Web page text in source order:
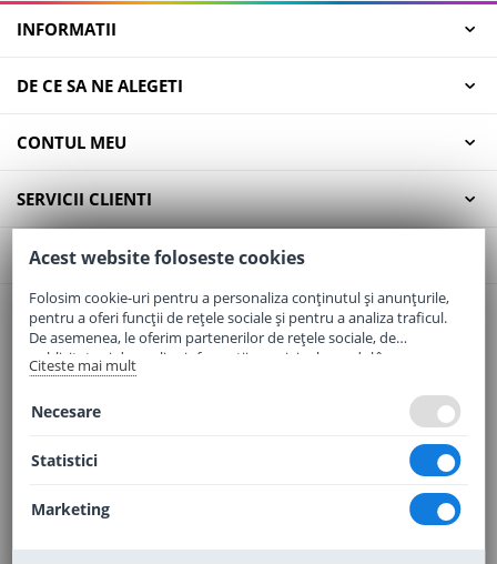
INFORMATII
DE CE SA NE ALEGETI
CONTUL MEU
SERVICII CLIENTI
CONTACT
Email:office@elaptepraf.ro
Telefon:0745-964-449
Adresa:Sos. Borsului, Nr. 20, Oradea, Jud. Bihor
Acest website foloseste cookies
Folosim cookie-uri pentru a personaliza conținutul și anunțurile,
pentru a oferi funcții de rețele sociale și pentru a analiza traficul.
De asemenea, le oferim partenerilor de rețele sociale, de
publicitate și de analize informații cu privire la modul în care
folosiți site-ul nostru. Aceștia le pot combina cu alte informații
Citeste mai mult
Necesare
Statistici
Marketing